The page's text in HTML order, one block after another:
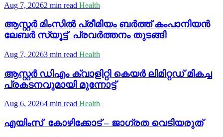
Aug 7, 20262 min read Health
ആസ്റ്റർ മിംസിൽ പ്രീമിയം ബർത്ത് കംപാനിയൻ
ലേബർ സ്യൂട്ട് പ്രവർത്തനം തുടങ്ങി
Aug 7, 20263 min read Health
ആസ്റ്റർ ഡിഎം ക്വാളിറ്റി കെയർ ലിമിറ്റഡ് മികച്ച
പ്രകടനവുമായി മുന്നോട്ട്
Aug 6, 20264 min read Health
എയിംസ് കോഴിക്കോട് – ജാഗ്രത വെടിയരുത്